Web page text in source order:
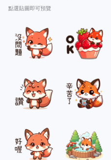
點選貼圖即可預覽